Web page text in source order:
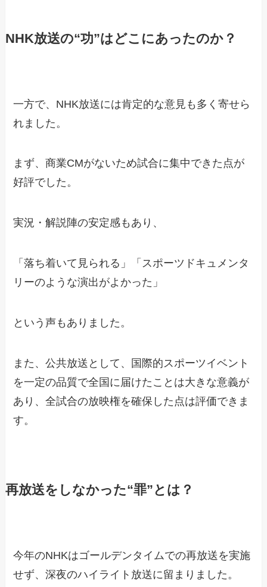
NHK放送の“功”はどこにあったのか？
一方で、NHK放送には肯定的な意見も多く寄せら
れました。
まず、商業CMがないため試合に集中できた点が
好評でした。
実況・解説陣の安定感もあり、
「落ち着いて見られる」「スポーツドキュメンタ
リーのような演出がよかった」
という声もありました。
また、公共放送として、国際的スポーツイベント
を一定の品質で全国に届けたことは大きな意義が
あり、全試合の放映権を確保した点は評価できま
す。
再放送をしなかった“罪”とは？
今年のNHKはゴールデンタイムでの再放送を実施
せず、深夜のハイライト放送に留まりました。